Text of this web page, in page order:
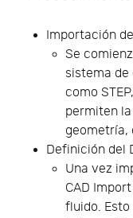
Importación
Se
sistema
como
permiten
geometría,
Definición del
Una vez
CAD
fluido.